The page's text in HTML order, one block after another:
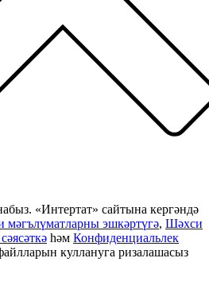
«Интертат» сайтына кергәндә
мәгълүматларны эшкәртүгә, Шәхси
һәм Конфиденциальлек
куллануга ризалашасыз